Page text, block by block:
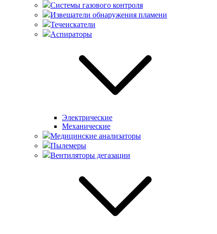
Системы газового контроля
Извещатели обнаружения пламени
Течеискатели
Аспираторы
Электрические
Механические
Медицинские анализаторы
Пылемеры
Вентиляторы дегазации